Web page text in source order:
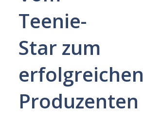
Teenie-
Star zum
erfolgreichen
Produzenten